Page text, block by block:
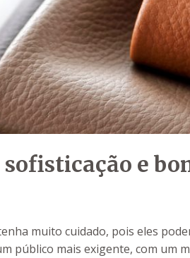
e
muito cuidado, pois eles
público mais exigente, com um